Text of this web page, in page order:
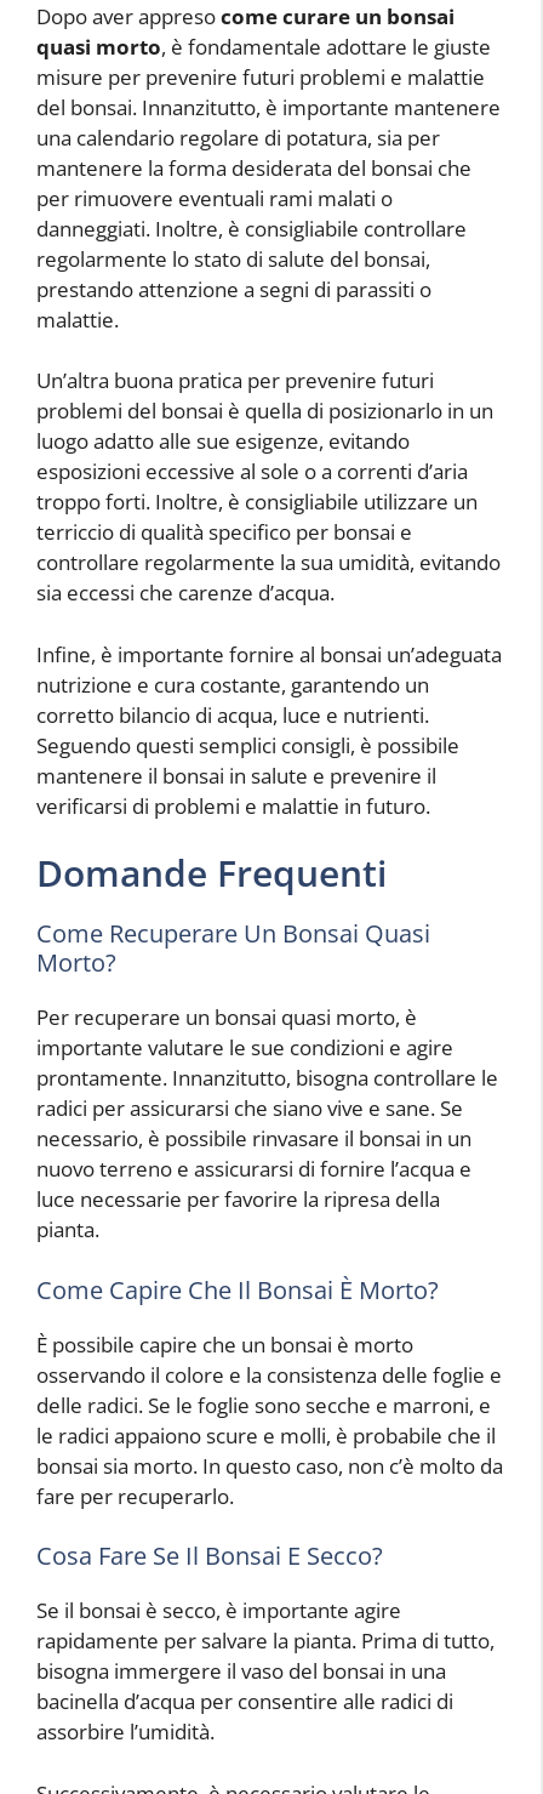
Dopo aver appresocome curare un bonsai
quasi morto, è fondamentale adottare le giuste
misure per prevenire futuri problemi e malattie
del bonsai. Innanzitutto, è importante mantenere
una calendario regolare di potatura, sia per
mantenere la forma desiderata del bonsai che
per rimuovere eventuali rami malati o
danneggiati. Inoltre, è consigliabile controllare
regolarmente lo stato di salute del bonsai,
prestando attenzione a segni di parassiti o
malattie.
Un’altra buona pratica per prevenire futuri
problemi del bonsai è quella di posizionarlo in un
luogo adatto alle sue esigenze, evitando
esposizioni eccessive al sole o a correnti d’aria
troppo forti. Inoltre, è consigliabile utilizzare un
terriccio di qualità specifico per bonsai e
controllare regolarmente la sua umidità, evitando
sia eccessi che carenze d’acqua.
Infine, è importante fornire al bonsai un’adeguata
nutrizione e cura costante, garantendo un
corretto bilancio di acqua, luce e nutrienti.
Seguendo questi semplici consigli, è possibile
mantenere il bonsai in salute e prevenire il
verificarsi di problemi e malattie in futuro.
Domande Frequenti
Come Recuperare Un Bonsai Quasi
Morto?
Per recuperare un bonsai quasi morto, è
importante valutare le sue condizioni e agire
prontamente. Innanzitutto, bisogna controllare le
radici per assicurarsi che siano vive e sane. Se
necessario, è possibile rinvasare il bonsai in un
nuovo terreno e assicurarsi di fornire l’acqua e
luce necessarie per favorire la ripresa della
pianta.
Come Capire Che Il Bonsai È Morto?
È possibile capire che un bonsai è morto
osservando il colore e la consistenza delle foglie e
delle radici. Se le foglie sono secche e marroni, e
le radici appaiono scure e molli, è probabile che il
bonsai sia morto. In questo caso, non c’è molto da
fare per recuperarlo.
Cosa Fare Se Il Bonsai E Secco?
Se il bonsai è secco, è importante agire
rapidamente per salvare la pianta. Prima di tutto,
bisogna immergere il vaso del bonsai in una
bacinella d’acqua per consentire alle radici di
assorbire l’umidità.